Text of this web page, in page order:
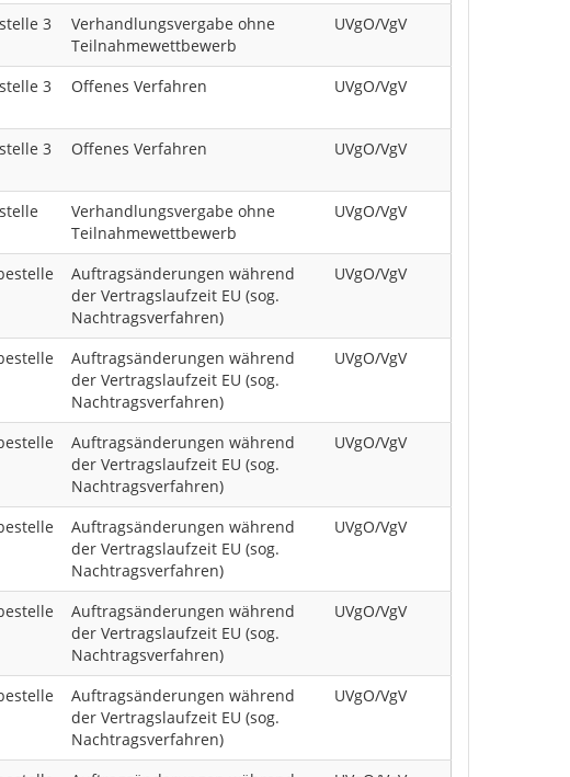
3
Verhandlungsvergabe ohne
Teilnahmewettbewerb
UVgO/VgV
3
Offenes Verfahren UVgO/VgV
3
Offenes Verfahren UVgO/VgV
Verhandlungsvergabe ohne
Teilnahmewettbewerb
UVgO/VgV
Auftragsänderungen während
der Vertragslaufzeit EU (sog.
Nachtragsverfahren)
UVgO/VgV
Auftragsänderungen während
der Vertragslaufzeit EU (sog.
Nachtragsverfahren)
UVgO/VgV
Auftragsänderungen während
der Vertragslaufzeit EU (sog.
Nachtragsverfahren)
UVgO/VgV
Auftragsänderungen während
der Vertragslaufzeit EU (sog.
Nachtragsverfahren)
UVgO/VgV
Auftragsänderungen während
der Vertragslaufzeit EU (sog.
Nachtragsverfahren)
UVgO/VgV
Auftragsänderungen während
der Vertragslaufzeit EU (sog.
Nachtragsverfahren)
UVgO/VgV